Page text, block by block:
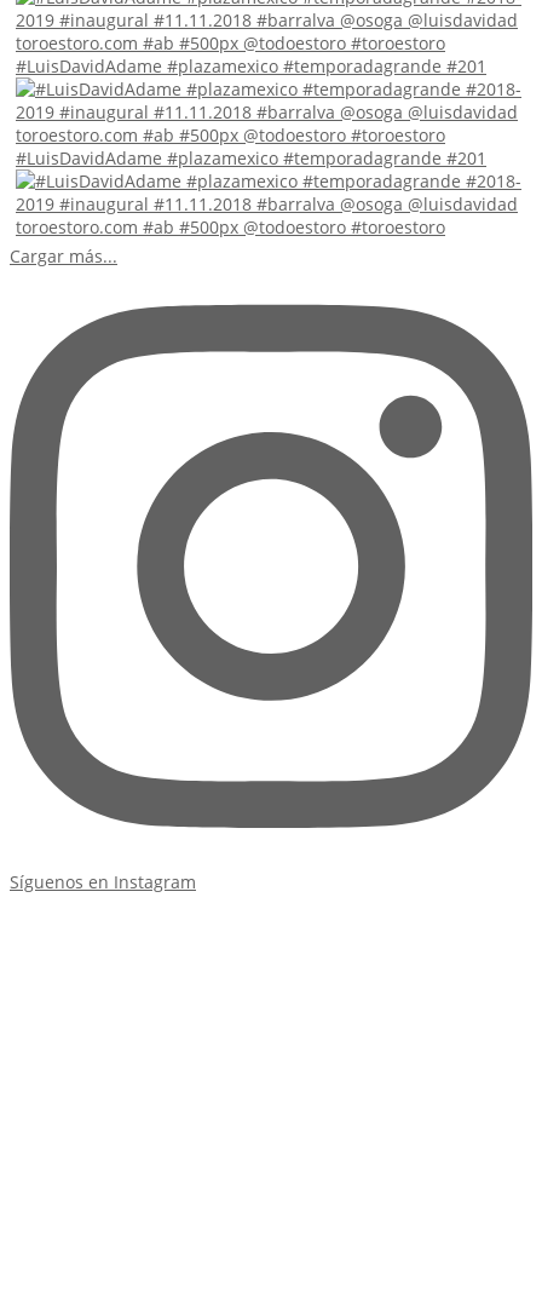
#LuisDavidAdame #plazamexico #temporadagrande #201
#LuisDavidAdame #plazamexico #temporadagrande #201
Cargar más...
Síguenos en Instagram